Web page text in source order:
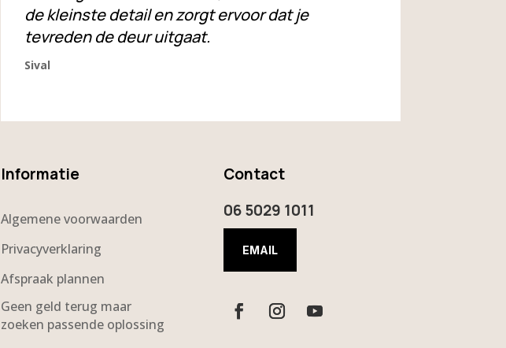
de kleinste detail en zorgt ervoor dat je
tevreden de deur uitgaat.
Sival
Informatie
Algemene voorwaarden
Privacyverklaring
Afspraak plannen
Geen geld terug maar
zoeken passende oplossing
Contact
06 5029 1011
EMAIL